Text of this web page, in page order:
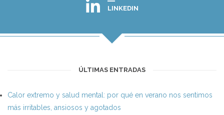
LINKEDIN
ÚLTIMAS ENTRADAS
Calor extremo y salud mental: por qué en verano nos sentimos
más irritables, ansiosos y agotados